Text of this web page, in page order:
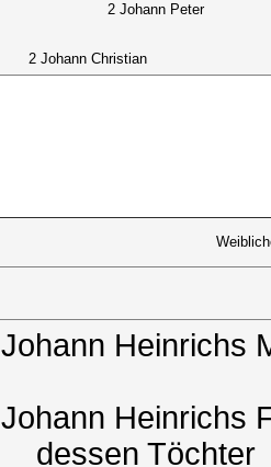
2 Johann Peter
2 Johann Christian
Johann Heinrichs
Johann Heinrichs
dessen Töchter